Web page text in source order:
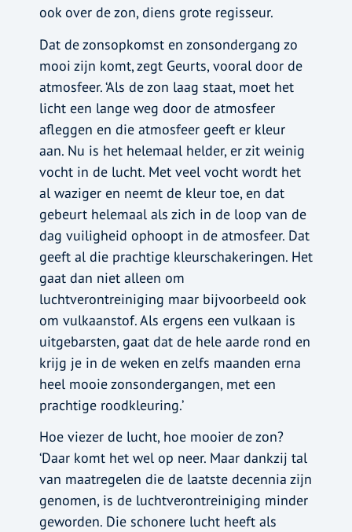
ook over de zon, diens grote regisseur.
Dat de zonsopkomst en zonsondergang zo
mooi zijn komt, zegt Geurts, vooral door de
atmosfeer. ‘Als de zon laag staat, moet het
licht een lange weg door de atmosfeer
afleggen en die atmosfeer geeft er kleur
aan. Nu is het helemaal helder, er zit weinig
vocht in de lucht. Met veel vocht wordt het
al waziger en neemt de kleur toe, en dat
gebeurt helemaal als zich in de loop van de
dag vuiligheid ophoopt in de atmosfeer. Dat
geeft al die prachtige kleurschakeringen. Het
gaat dan niet alleen om
luchtverontreiniging maar bijvoorbeeld ook
om vulkaanstof. Als ergens een vulkaan is
uitgebarsten, gaat dat de hele aarde rond en
krijg je in de weken en zelfs maanden erna
heel mooie zonsondergangen, met een
prachtige roodkleuring.’
Hoe viezer de lucht, hoe mooier de zon?
‘Daar komt het wel op neer. Maar dankzij tal
van maatregelen die de laatste decennia zijn
genomen, is de luchtverontreiniging minder
geworden. Die schonere lucht heeft als